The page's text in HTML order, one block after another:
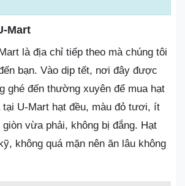
Mart
là địa chỉ tiếp theo mà chúng tôi
bạn. Vào dịp tết, nơi đây được
ghé đến thường xuyên để mua hạt
U-Mart hạt đều, màu đỏ tươi, ít
vừa phải, không bị đắng. Hạt
không quá mặn nên ăn lâu không